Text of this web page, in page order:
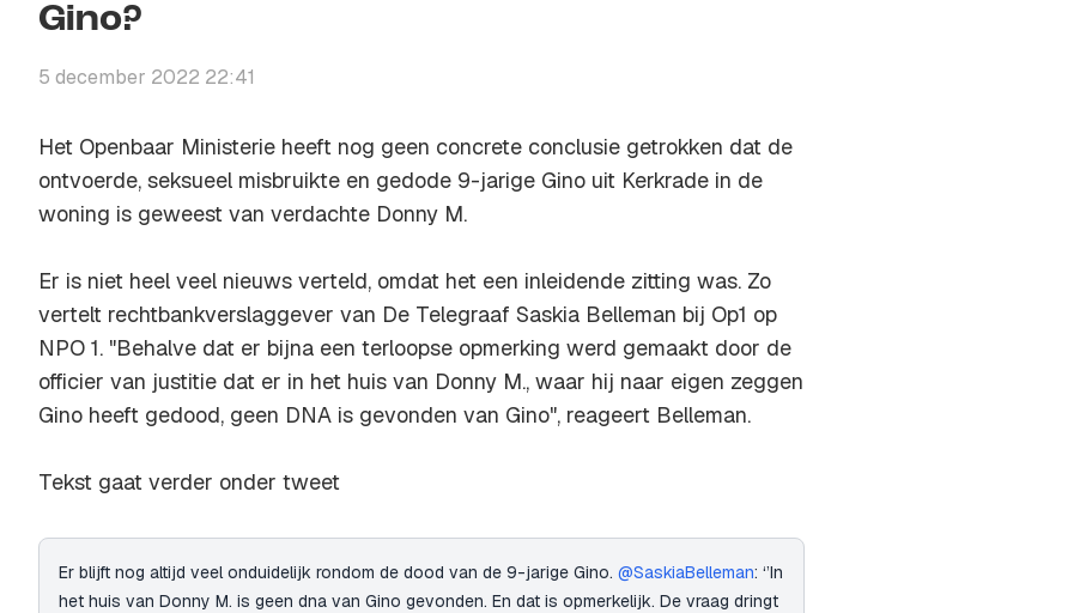
Gino?
5 december 2022 22:41
Het Openbaar Ministerie heeft nog geen concrete conclusie getrokken dat de
ontvoerde, seksueel misbruikte en gedode 9-jarige Gino uit Kerkrade in de
woning is geweest van verdachte Donny M.
Er is niet heel veel nieuws verteld, omdat het een inleidende zitting was. Zo
vertelt rechtbankverslaggever van De Telegraaf Saskia Belleman bij Op1 op
NPO 1. "Behalve dat er bijna een terloopse opmerking werd gemaakt door de
officier van justitie dat er in het huis van Donny M., waar hij naar eigen zeggen
Gino heeft gedood, geen DNA is gevonden van Gino", reageert Belleman.
Tekst gaat verder onder tweet
Er blijft nog altijd veel onduidelijk rondom de dood van de 9-jarige Gino. @SaskiaBelleman: ‘’In
het huis van Donny M. is geen dna van Gino gevonden. En dat is opmerkelijk. De vraag dringt